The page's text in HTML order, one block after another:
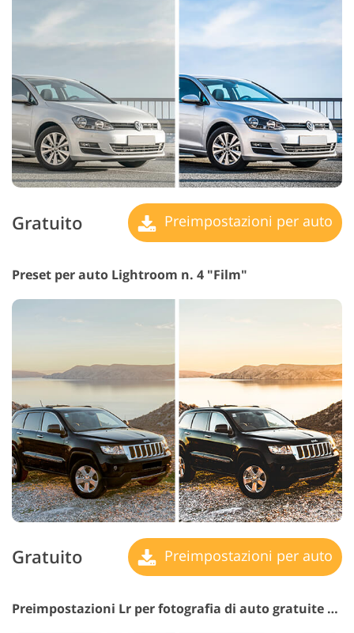
Gratuito Preimpostazioni per auto
Preset per auto Lightroom n. 4 "Film"
Gratuito Preimpostazioni per auto
Preimpostazioni Lr per fotografia di auto gratuite #5 "Matte"